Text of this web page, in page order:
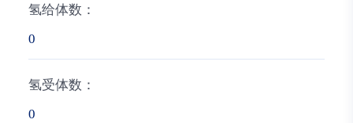
氢给体数：
0
氢受体数：
0